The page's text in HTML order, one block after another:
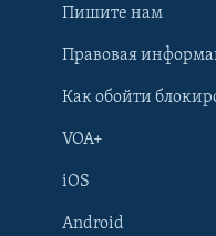
Пишите нам
Правовая
Как обойти
VOA+
iOS
Android